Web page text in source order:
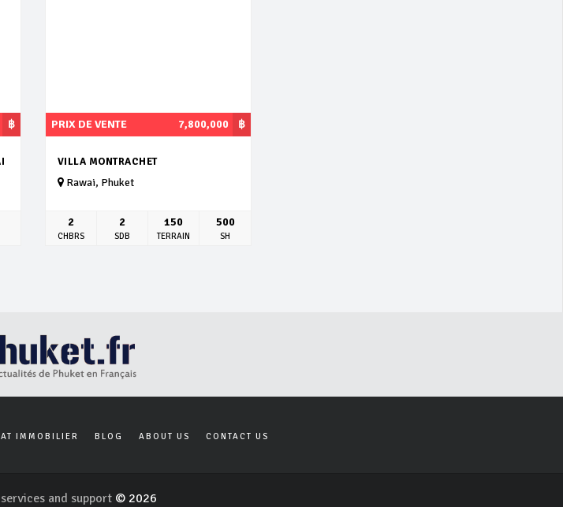
฿ ฿
PRIX DE VENTE 7,800,000
VILLA MONTRACHET
Rawai, Phuket
2
CHBRS
2
SDB
150
TERRAIN
500
SH
IMMOBILIER BLOG ABOUT US CONTACT US
and support © 2026